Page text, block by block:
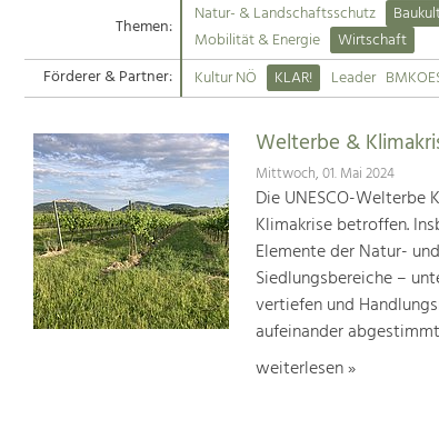
Themen: Natur- & Landschaftsschutz
Mobilität & Energie
Wirtschaft
Förderer & Partner:
Kultur NÖ KLAR! Leader
Welterbe &
Mittwoch, 01. Mai 2024
Die UNESCO-
Klimakrise betroffen.
Elemente der Natur-
Siedlungsbereiche –
vertiefen und
aufeinander
weiterlesen »